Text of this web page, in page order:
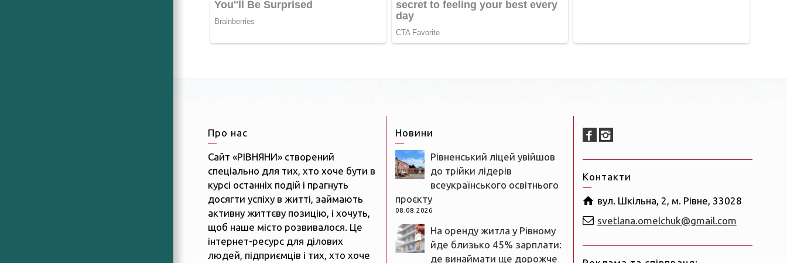
Про нас
Сайт «РІВНЯНИ» створений
спеціально для тих, хто хоче бути в
курсі останніх подій і прагнуть
досягти успіху в житті, займають
активну життєву позицію, і хочуть,
щоб наше місто розвивалося. Це
інтернет-ресурс для ділових
людей, підприємців і тих, хто хоче
Новини
Рівненський ліцей увійшов
до трійки лідерів
всеукраїнського освітнього
проєкту
08.08.2026
На оренду житла у Рівному
йде близько 45% зарплати:
де винаймати ще дорожче
Контакти
вул. Шкільна, 2, м. Рівне, 33028
svetlana.omelchuk@gmail.com